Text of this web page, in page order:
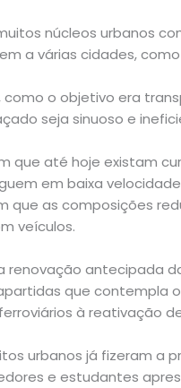
núcleos urbanos
a várias cidades, como
como o objetivo era
seja sinuoso e
que até hoje existam
em baixa
que as composições
veículos.
renovação antecipada
que contempla
à reativação
urbanos já fizeram a
e estudantes